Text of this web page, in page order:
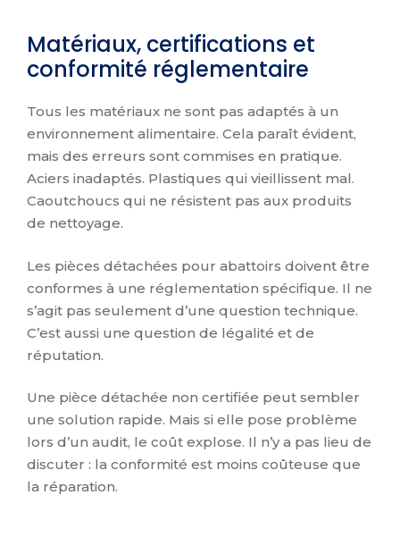
Matériaux, certifications et
conformité réglementaire
Tous les matériaux ne sont pas adaptés à un
environnement alimentaire. Cela paraît évident,
mais des erreurs sont commises en pratique.
Aciers inadaptés. Plastiques qui vieillissent mal.
Caoutchoucs qui ne résistent pas aux produits
de nettoyage.
Les pièces détachées pour abattoirs doivent être
conformes à une réglementation spécifique. Il ne
s’agit pas seulement d’une question technique.
C’est aussi une question de légalité et de
réputation.
Une pièce détachée non certifiée peut sembler
une solution rapide. Mais si elle pose problème
lors d’un audit, le coût explose. Il n’y a pas lieu de
discuter : la conformité est moins coûteuse que
la réparation.